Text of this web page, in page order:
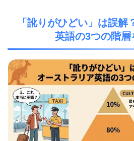
「訛りがひどい」は誤解
英語の3つの階層